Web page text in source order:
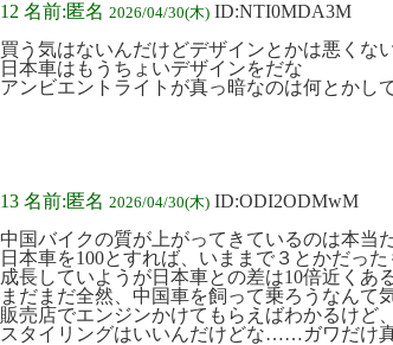
12 名前:匿名 2026/04/30(木) ID:NTI0MDA3M
買う気はないんだけどデザインとかは悪くな
日本車はもうちょいデザインをだな
アンビエントライトが真っ暗なのは何とかし
13 名前:匿名 2026/04/30(木) ID:ODI2ODMwM
中国バイクの質が上がってきているのは本当
日本車を100とすれば、いままで３とかだっ
成長していようが日本車との差は10倍近くあ
まだまだ全然、中国車を飼って乗ろうなんて
販売店でエンジンかけてもらえばわかるけど
スタイリングはいいんだけどな……ガワだけ